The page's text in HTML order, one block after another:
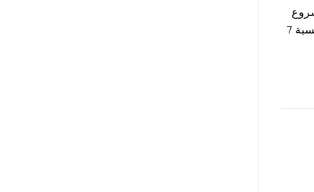
و نص مشروع
قانون الخدمة المدنية بعد تعديله في البرلمان وزيادة العلاوة الدورية لنسبة 7